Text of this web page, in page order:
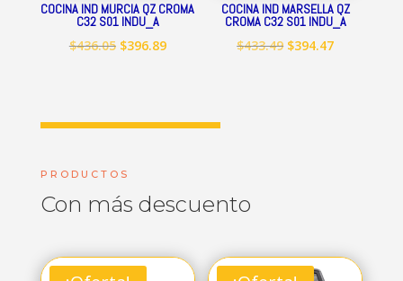
COCINA IND MURCIA QZ CROMA
C32 S01 INDU_A
$436.05 El
$396.89El
COCINA IND MARSELLA QZ
CROMA C32 S01 INDU_A
$433.49 El
$394.47El
PRODUCTOS
Con más descuento